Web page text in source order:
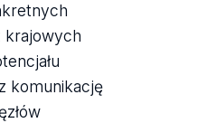
krajowych
komunikację